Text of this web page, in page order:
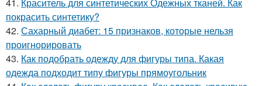
покрасить синтетику?
42. Сахарный диабет: 15 признаков, которые нельзя
проигнорировать
43. Как подобрать одежду для фигуры типа. Какая
одежда подходит типу фигуры прямоугольник